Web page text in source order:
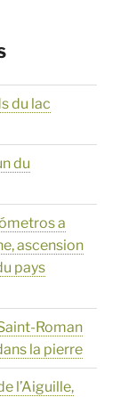
du lac
du
a
ascension
pays
Roman
la pierre
l’Aiguille,